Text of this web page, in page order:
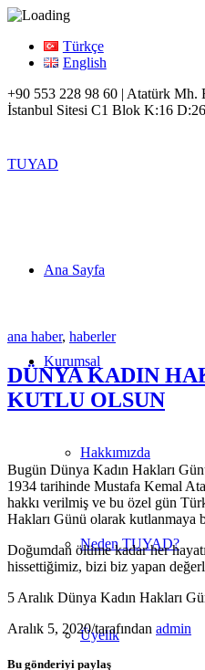
Türkçe
English
+90 553 228 98 60 | Atatürk Mh.
İstanbul Sitesi C1 Blok K:16
TUYAD
Ana Sayfa
Kurumsal
Hakkımızda
Neden TUYAD?
Üyelik
ana haber, haberler
DÜNYA KADIN
KUTLU OLSUN
Bugün Dünya Kadın Hakları
1934 tarihinde Mustafa Kemal
hakkı verilmiş ve bu özel gün
Hakları Günü olarak kutlanmaya
Doğumdan ölüme kadar her
hissettiğimiz, bizi biz yapan değerli
5 Aralık Dünya Kadın Hakları
Aralık 5, 2020/tarafından admin
Bu gönderiyi paylaş